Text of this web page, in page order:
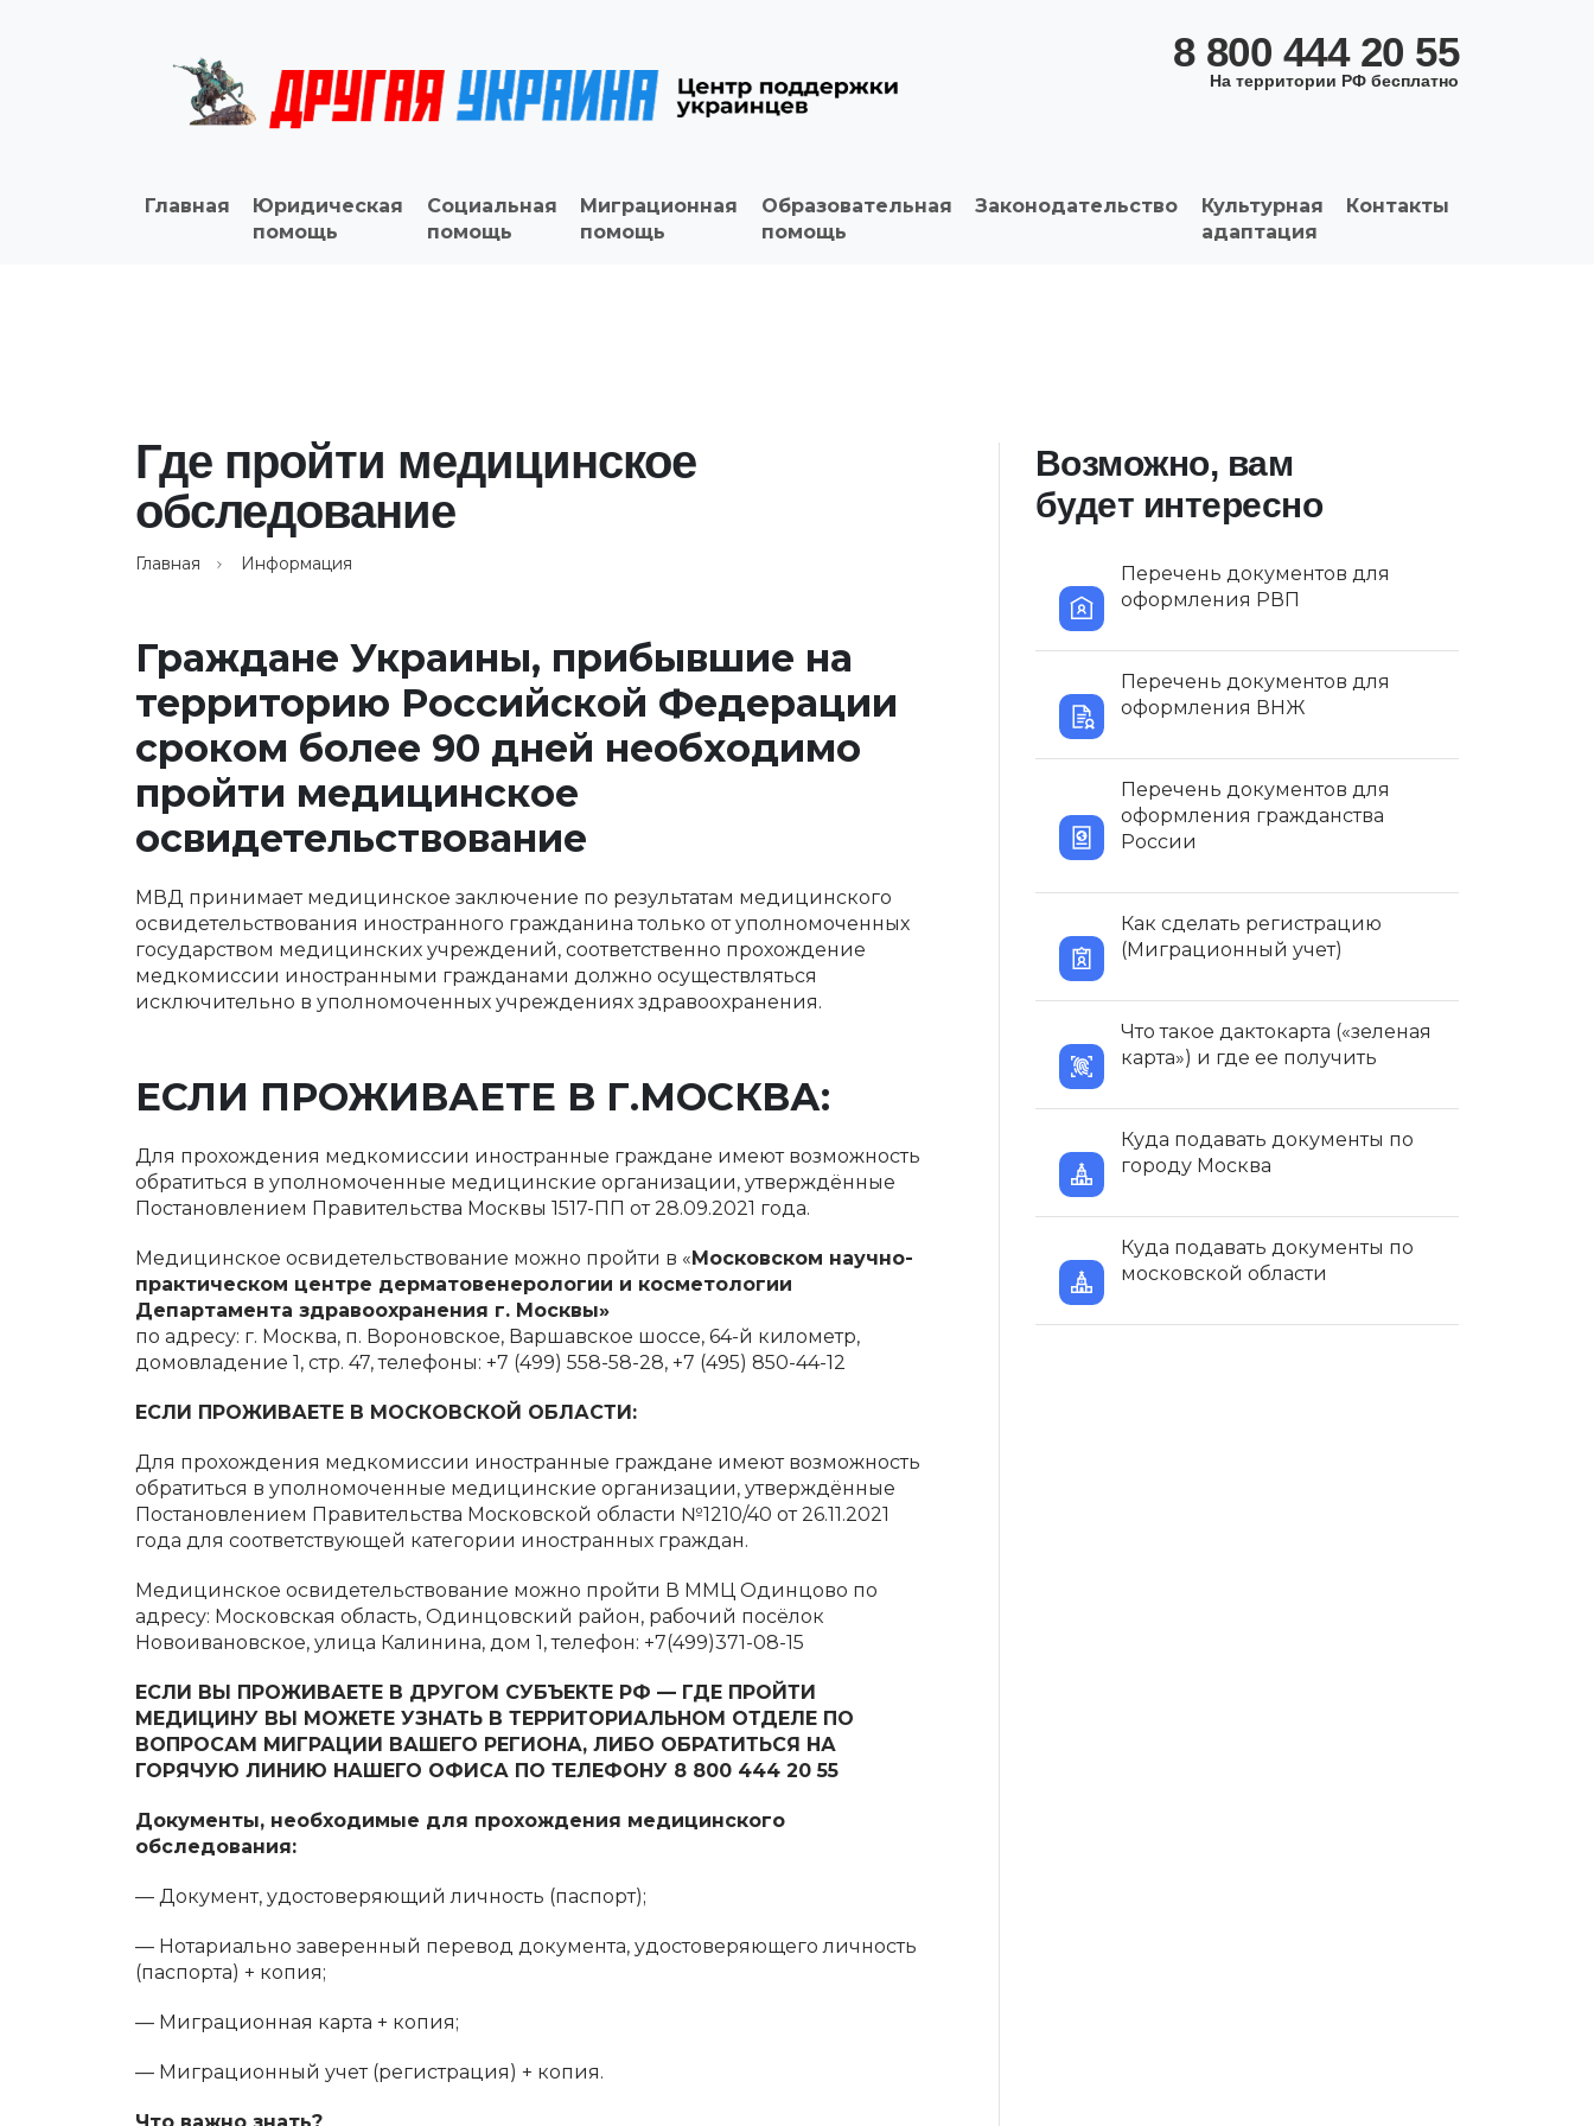
8 800 444 20 55
На территории РФ бесплатно
Главная
Юридическая
помощь
Социальная
помощь
Миграционная
помощь
Образовательная
помощь
Законодательство
Культурная
адаптация
Контакты
Где пройти медицинское
обследование
Главная Информация
Граждане Украины, прибывшие на
территорию Российской Федерации
сроком более 90 дней необходимо
пройти медицинское
освидетельствование
МВД принимает медицинское заключение по результатам медицинского
освидетельствования иностранного гражданина только от уполномоченных
государством медицинских учреждений, соответственно прохождение
медкомиссии иностранными гражданами должно осуществляться
исключительно в уполномоченных учреждениях здравоохранения.
ЕСЛИ ПРОЖИВАЕТЕ В Г.МОСКВА:
Для прохождения медкомиссии иностранные граждане имеют возможность
обратиться в уполномоченные медицинские организации, утверждённые
Постановлением Правительства Москвы 1517-ПП от 28.09.2021 года.
Медицинское освидетельствование можно пройти в «Московском научно-
практическом центре дерматовенерологии и косметологии
Департамента здравоохранения г. Москвы»
по адресу: г. Москва, п. Вороновское, Варшавское шоссе, 64-й километр,
домовладение 1, стр. 47, телефоны: +7 (499) 558-58-28, +7 (495) 850-44-12
ЕСЛИ ПРОЖИВАЕТЕ В МОСКОВСКОЙ ОБЛАСТИ:
Для прохождения медкомиссии иностранные граждане имеют возможность
обратиться в уполномоченные медицинские организации, утверждённые
Постановлением Правительства Московской области №1210/40 от 26.11.2021
года для соответствующей категории иностранных граждан.
Медицинское освидетельствование можно пройти В ММЦ Одинцово по
адресу: Московская область, Одинцовский район, рабочий посёлок
Новоивановское, улица Калинина, дом 1, телефон: +7(499)371-08-15
ЕСЛИ ВЫ ПРОЖИВАЕТЕ В ДРУГОМ СУБЪЕКТЕ РФ — ГДЕ ПРОЙТИ
МЕДИЦИНУ ВЫ МОЖЕТЕ УЗНАТЬ В ТЕРРИТОРИАЛЬНОМ ОТДЕЛЕ ПО
ВОПРОСАМ МИГРАЦИИ ВАШЕГО РЕГИОНА, ЛИБО ОБРАТИТЬСЯ НА
ГОРЯЧУЮ ЛИНИЮ НАШЕГО ОФИСА ПО ТЕЛЕФОНУ 8 800 444 20 55
Документы, необходимые для прохождения медицинского
обследования:
— Документ, удостоверяющий личность (паспорт);
— Нотариально заверенный перевод документа, удостоверяющего личность
(паспорта) + копия;
— Миграционная карта + копия;
— Миграционный учет (регистрация) + копия.
Возможно, вам
будет интересно
Перечень документов для
оформления РВП
Перечень документов для
оформления ВНЖ
Перечень документов для
оформления гражданства
России
Как сделать регистрацию
(Миграционный учет)
Что такое дактокарта («зеленая
карта») и где ее получить
Куда подавать документы по
городу Москва
Куда подавать документы по
московской области